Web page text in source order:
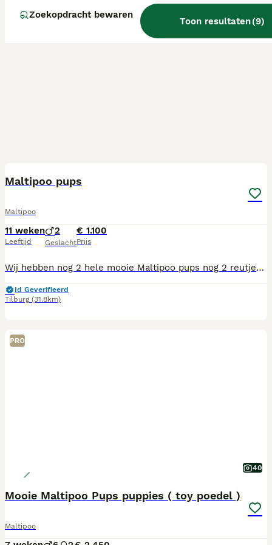
Zoekopdracht bewaren
Toon resultaten(9)
Maltipoo pups
Maltipoo
11 weken
Leeftijd
2
Geslacht
€ 1.100
Prijs
Wij hebben nog 2 hele mooie Maltipoo pups nog 2 reutjes reutjes beschikbaar. 1 zwarte en 1 blonde. Ze mogen het nest al verlaten en hebben de nodige inentingen en vaccinaties gehad en hebben hun NL-paspoort in bezit
Id Geverifieerd
Tilburg (31.8km)
PRO
40
Mooie Maltipoo Pups puppies ( toy poedel )
Maltipoo